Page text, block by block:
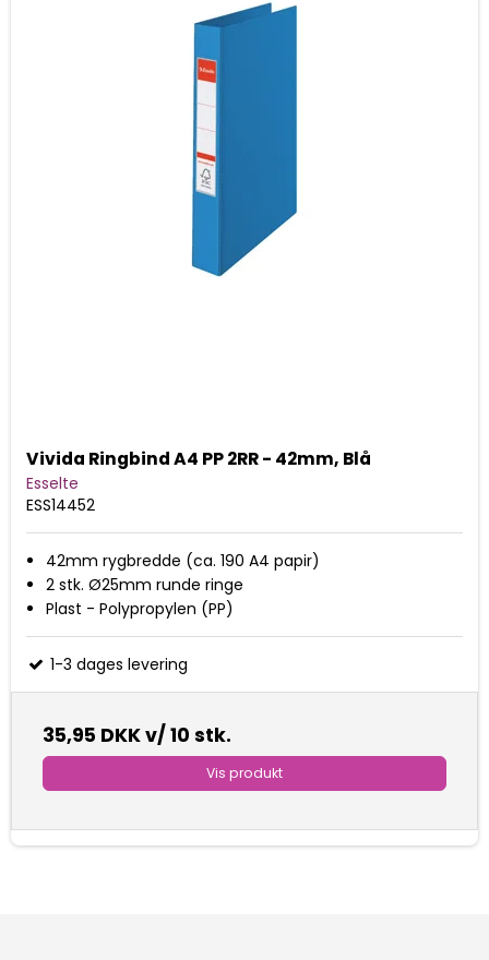
Vivida Ringbind A4 PP 2RR - 42mm, Blå
Esselte
ESS14452
42mm rygbredde (ca. 190 A4 papir)
2 stk. Ø25mm runde ringe
Plast - Polypropylen (PP)
1-3 dages levering
35,95 DKKv/ 10 stk.
Vis produkt